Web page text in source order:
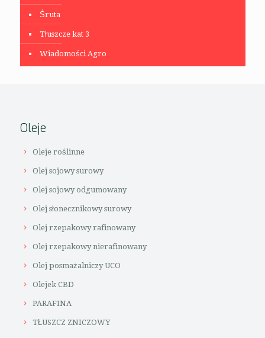
Śruta
Tłuszcze kat 3
Wiadomości Agro
Oleje
Oleje roślinne
Olej sojowy surowy
Olej sojowy odgumowany
Olej słonecznikowy surowy
Olej rzepakowy rafinowany
Olej rzepakowy nierafinowany
Olej posmażalniczy UCO
Olejek CBD
PARAFINA
TŁUSZCZ ZNICZOWY